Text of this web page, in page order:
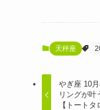
天秤座
やぎ座 10
リングが
【トート